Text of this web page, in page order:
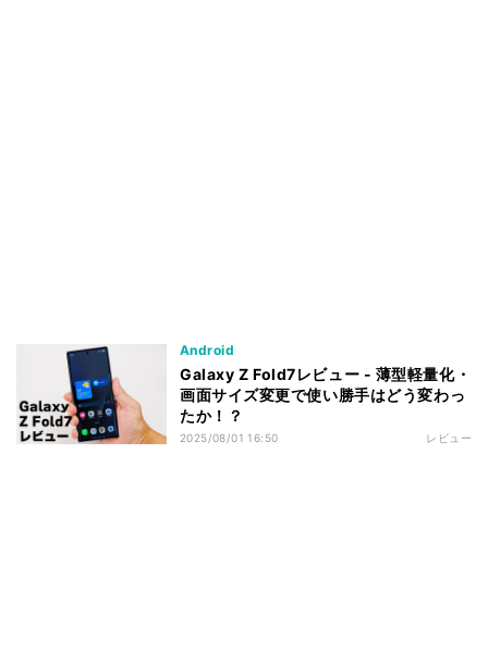
Android
Galaxy Z Fold7レビュー - 薄型軽量化・
画面サイズ変更で使い勝手はどう変わっ
たか！？
2025/08/01 16:50 レビュー